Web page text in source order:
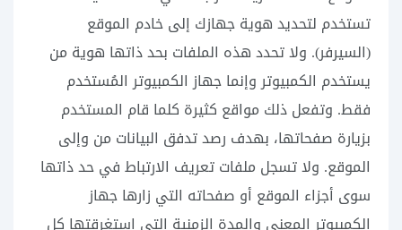
تستخدم لتحديد هوية جهازك إلى خادم الموقع
(السيرفر). ولا تحدد هذه الملفات بحد ذاتها هوية من
يستخدم الكمبيوتر وإنما جهاز الكمبيوتر المُستخدم
فقط. وتفعل ذلك مواقع كثيرة كلما قام المستخدم
بزيارة صفحاتها، بهدف رصد تدفق البيانات من وإلى
الموقع. ولا تسجل ملفات تعريف الارتباط في حد ذاتها
سوى أجزاء الموقع أو صفحاته التي زارها جهاز
الكمبيوتر المعني والمدة الزمنية التي استغرقتها كل